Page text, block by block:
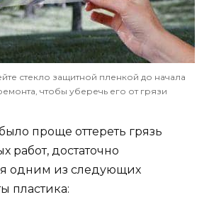
стекло защитной пленкой до начала
чтобы уберечь его от грязи
проще оттереть грязь
работ, достаточно
одним из следующих
пластика: